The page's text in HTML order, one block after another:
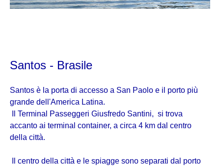
Santos - Brasile
Santos è la porta di accesso a San Paolo e il porto più
grande dell'America Latina.
Il Terminal Passeggeri Giusfredo Santini, si trova
accanto ai terminal container, a circa 4 km dal centro
della città.
Il centro della città e le spiagge sono separati dal porto